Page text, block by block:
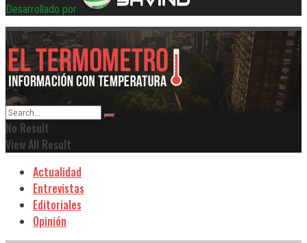
Desarrollado por
No Result
View All Result
Actualidad
Entrevistas
Editoriales
Opinión